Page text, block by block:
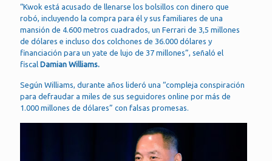
“Kwok está acusado de llenarse los bolsillos con dinero que
robó, incluyendo la compra para él y sus familiares de una
mansión de 4.600 metros cuadrados, un Ferrari de 3,5 millones
de dólares e incluso dos colchones de 36.000 dólares y
financiación para un yate de lujo de 37 millones”, señaló el
fiscal Damian Williams.
Según Williams, durante años lideró una “compleja conspiración
para defraudar a miles de sus seguidores online por más de
1.000 millones de dólares” con falsas promesas.